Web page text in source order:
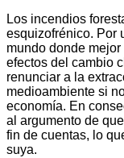
Los incendios
esquizofrénico. Por
mundo donde
efectos del cambio
renunciar a la
medioambiente si
economía. En
al argumento de
fin de cuentas, lo
suya.